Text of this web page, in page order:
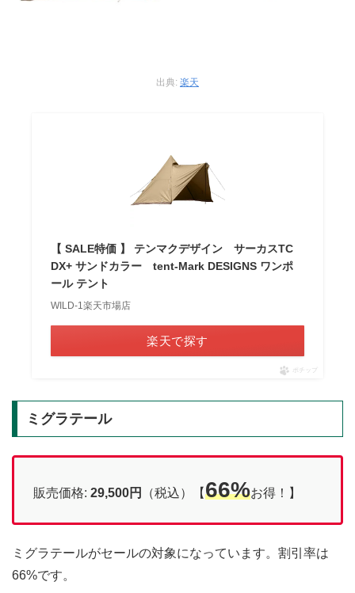
出典: 楽天
【 SALE特価 】 テンマクデザイン サーカスTC
DX+ サンドカラー tent-Mark DESIGNS ワンポ
ール テント
WILD-1楽天市場店
楽天で探す
ポチップ
ミグラテール
販売価格: 29,500円 （税込）【66%お得！】
ミグラテールがセールの対象になっています。割引率は
66%です。